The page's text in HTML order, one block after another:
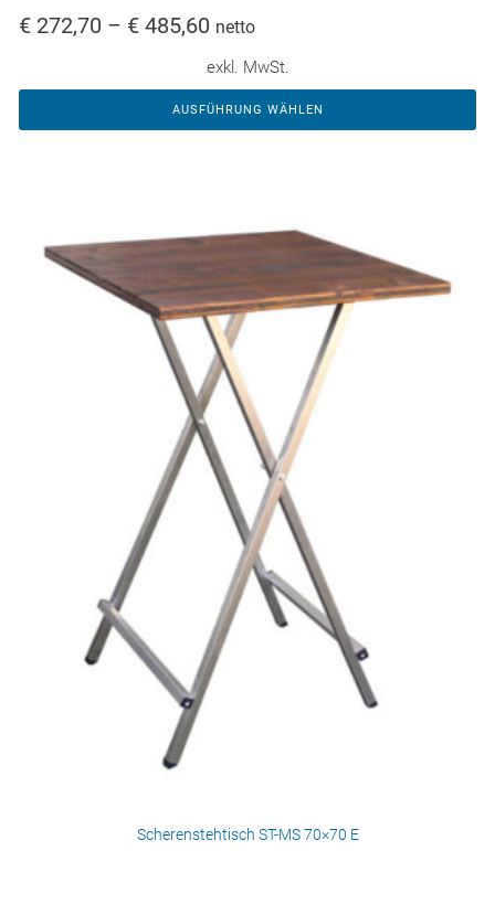
€ 272,70 – € 485,60 netto
exkl. MwSt.
AUSFÜHRUNG WÄHLEN
Scherenstehtisch ST-MS 70×70 E